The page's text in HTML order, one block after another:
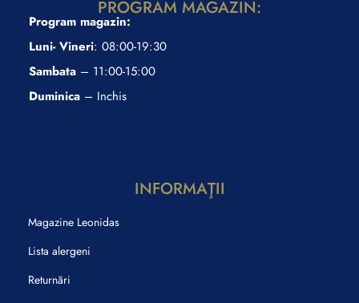
PROGRAM MAGAZIN:
Program magazin:
Luni- Vineri: 08:00-19:30
Sambata – 11:00-15:00
Duminica – Inchis
INFORMAŢII
Magazine Leonidas
Lista alergeni
Returnări